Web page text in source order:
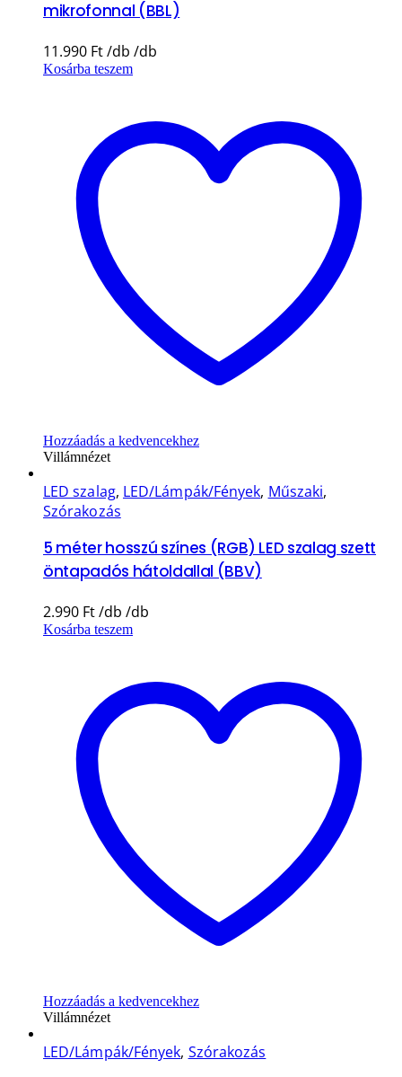
mikrofonnal (BBL)
11.990 Ft
Kosárba teszem
Hozzáadás a kedvencekhez
Villámnézet
LED szalag, LED/Lámpák/Fények, Műszaki,
Szórakozás
5 méter hosszú színes (RGB) LED szalag szett
öntapadós hátoldallal (BBV)
2.990 Ft
Kosárba teszem
Hozzáadás a kedvencekhez
Villámnézet
LED/Lámpák/Fények, Szórakozás